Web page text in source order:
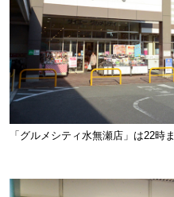
「グルメシティ水無瀬店」は22時